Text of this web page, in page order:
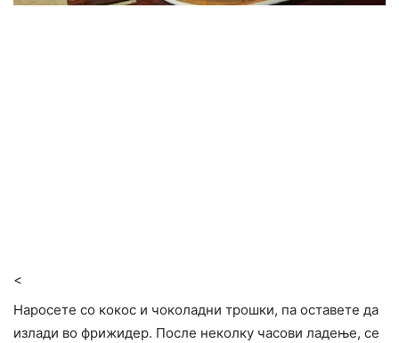
<
Наросете со кокос и чоколадни трошки, па оставете да
излади во фрижидер. После неколку часови ладење, се